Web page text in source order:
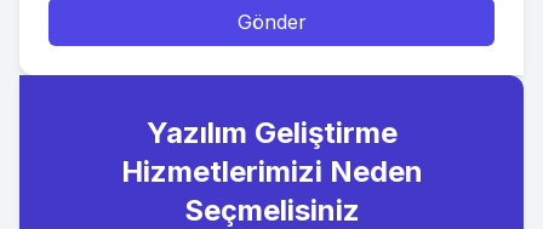
Gönder
Yazılım Geliştirme
Hizmetlerimizi Neden
Seçmelisiniz